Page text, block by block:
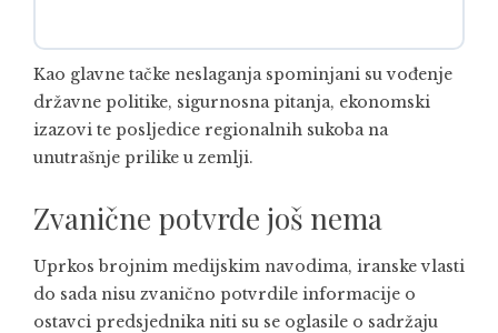
Kao glavne tačke neslaganja spominjani su vođenje
državne politike, sigurnosna pitanja, ekonomski
izazovi te posljedice regionalnih sukoba na
unutrašnje prilike u zemlji.
Zvanične potvrde još nema
Uprkos brojnim medijskim navodima, iranske vlasti
do sada nisu zvanično potvrdile informacije o
ostavci predsjednika niti su se oglasile o sadržaju